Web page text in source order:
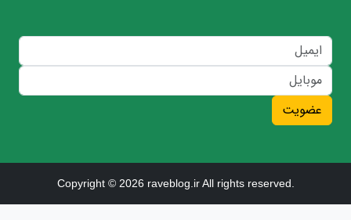
عضویت
Copyright © 2026 raveblog.ir All rights reserved.